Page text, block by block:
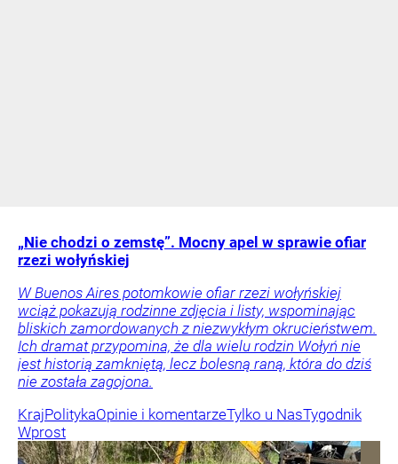
„Nie chodzi o zemstę”. Mocny apel w sprawie ofiar
rzezi wołyńskiej
W Buenos Aires potomkowie ofiar rzezi wołyńskiej
wciąż pokazują rodzinne zdjęcia i listy, wspominając
bliskich zamordowanych z niezwykłym okrucieństwem.
Ich dramat przypomina, że dla wielu rodzin Wołyń nie
jest historią zamkniętą, lecz bolesną raną, która do dziś
nie została zagojona.
KrajPolitykaOpinie i komentarzeTylko u NasTygodnik
Wprost